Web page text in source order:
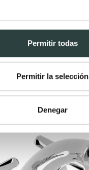
Permitir todas
Permitir la selección
Denegar
maneta volante